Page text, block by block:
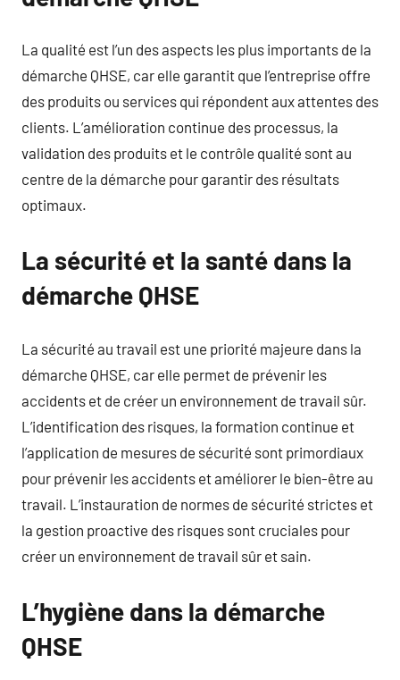
La qualité est l’un des aspects les plus importants de la
démarche QHSE, car elle garantit que l’entreprise offre
des produits ou services qui répondent aux attentes des
clients. L’amélioration continue des processus, la
validation des produits et le contrôle qualité sont au
centre de la démarche pour garantir des résultats
optimaux.
La sécurité et la santé dans la
démarche QHSE
La sécurité au travail est une priorité majeure dans la
démarche QHSE, car elle permet de prévenir les
accidents et de créer un environnement de travail sûr.
L’identification des risques, la formation continue et
l’application de mesures de sécurité sont primordiaux
pour prévenir les accidents et améliorer le bien-être au
travail. L’instauration de normes de sécurité strictes et
la gestion proactive des risques sont cruciales pour
créer un environnement de travail sûr et sain.
L’hygiène dans la démarche
QHSE